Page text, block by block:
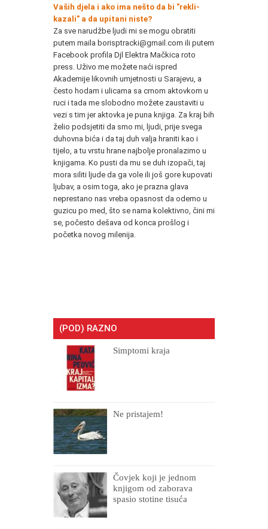
Vaših djela i ako ima nešto da bi "rekli-
kazali" a da upitani niste?
Za sve narudžbe ljudi mi se mogu obratiti
putem maila borisptracki@gmail.com ili putem
Facebook profila Djl Elektra Mačkica roto
press. Uživo me možete naći ispred
Akademije likovnih umjetnosti u Sarajevu, a
često hodam i ulicama sa crnom aktovkom u
ruci i tada me slobodno možete zaustaviti u
vezi s tim jer aktovka je puna knjiga. Za kraj bih
želio podsjetiti da smo mi, ljudi, prije svega
duhovna bića i da taj duh valja hraniti kao i
tijelo, a tu vrstu hrane najbolje pronalazimo u
knjigama. Ko pusti da mu se duh izopači, taj
mora siliti ljude da ga vole ili još gore kupovati
ljubav, a osim toga, ako je prazna glava
neprestano nas vreba opasnost da odemo u
guzicu po med, što se nama kolektivno, čini mi
se, počesto dešava od konca prošlog i
početka novog milenija.
(POD) RAZNO
Simptomi kraja
Ne pristajem!
Čovjek koji je jednom
knjigom od zaborava
spasio stotine tisuća